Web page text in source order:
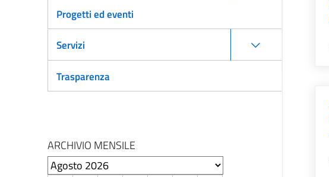
Progetti ed eventi
Servizi
Trasparenza
ARCHIVIO MENSILE
Seleziona il mese